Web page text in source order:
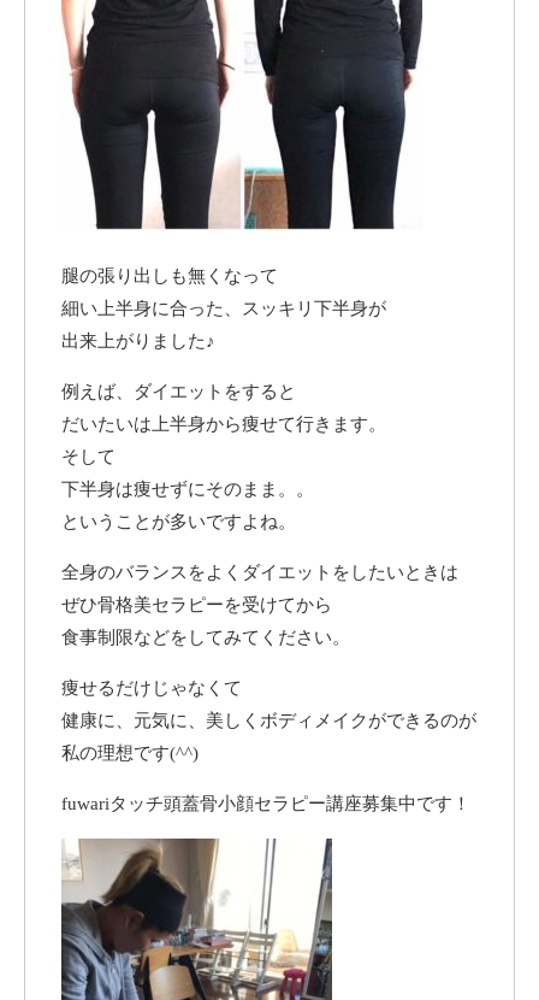
腿の張り出しも無くなって
細い上半身に合った、スッキリ下半身が
出来上がりました♪
例えば、ダイエットをすると
だいたいは上半身から痩せて行きます。
そして
下半身は痩せずにそのまま。。
ということが多いですよね。
全身のバランスをよくダイエットをしたいときは
ぜひ骨格美セラピーを受けてから
食事制限などをしてみてください。
痩せるだけじゃなくて
健康に、元気に、美しくボディメイクができるのが
私の理想です(^^)
fuwariタッチ頭蓋骨小顔セラピー講座募集中です！